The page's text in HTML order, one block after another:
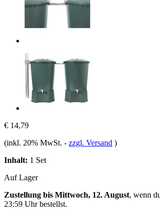
€ 14,79
(inkl. 20% MwSt. - zzgl. Versand )
Inhalt: 1 Set
Auf Lager
Zustellung bis Mittwoch, 12. August, wenn
23:59 Uhrbestellst.